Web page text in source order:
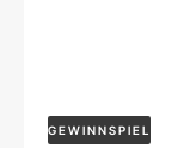
GEWINNSPIEL